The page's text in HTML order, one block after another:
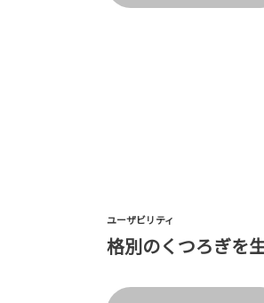
ユーザビリティ
格別のくつろぎを